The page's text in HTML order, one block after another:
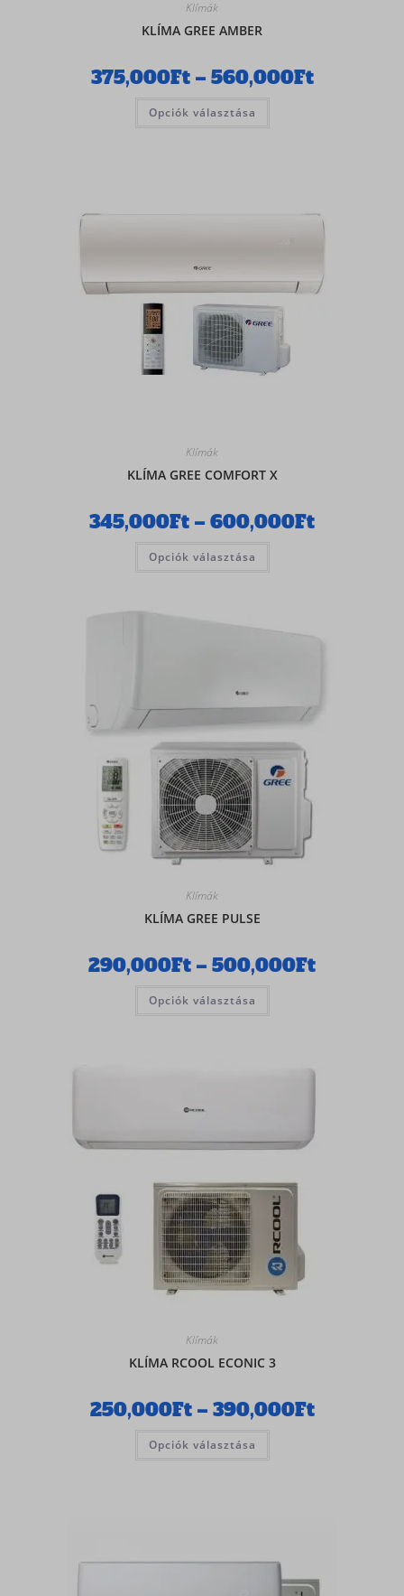
Klímák
KLÍMA GREE AMBER
375,000Ft – 560,000Ft
Opciók választása
Klímák
KLÍMA GREE COMFORT X
345,000Ft – 600,000Ft
Opciók választása
Klímák
KLÍMA GREE PULSE
290,000Ft – 500,000Ft
Opciók választása
Klímák
KLÍMA RCOOL ECONIC 3
250,000Ft – 390,000Ft
Opciók választása